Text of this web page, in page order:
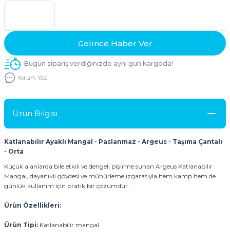
Gelince Haber Ver
Bugün sipariş verdiğinizde aynı gün kargoda!
Yorum Yaz
Ürün Bilgisi
Katlanabilir Ayaklı Mangal - Paslanmaz - Argeus - Taşıma Çantalı
- Orta
Küçük alanlarda bile etkili ve dengeli pişirme sunan Argeus Katlanabilir
Mangal, dayanıklı gövdesi ve mühürleme ızgarasıyla hem kamp hem de
günlük kullanım için pratik bir çözümdür.
Ürün Özellikleri:
Ürün Tipi: Katlanabilir mangal